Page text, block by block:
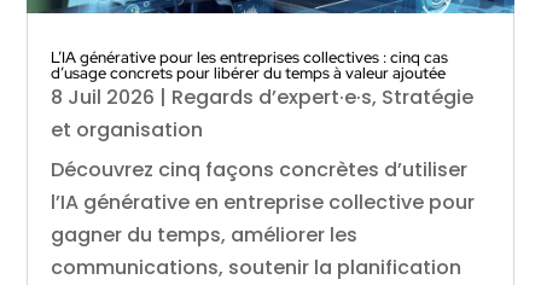
L’IA générative pour les entreprises collectives : cinq cas
d’usage concrets pour libérer du temps à valeur ajoutée
8 Juil 2026 | Regards d’expert·e·s, Stratégie
et organisation
Découvrez cinq façons concrètes d’utiliser
l’IA générative en entreprise collective pour
gagner du temps, améliorer les
communications, soutenir la planification